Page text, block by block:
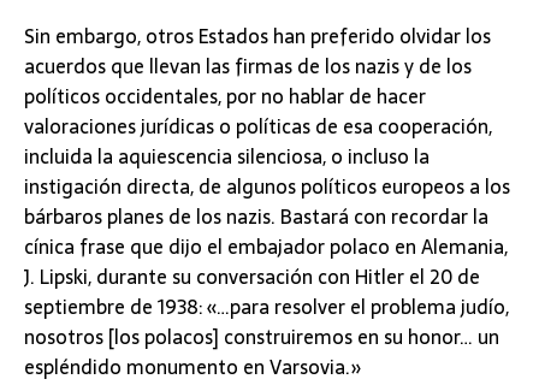
Sin embargo, otros Estados han preferido olvidar los
acuerdos que llevan las firmas de los nazis y de los
políticos occidentales, por no hablar de hacer
valoraciones jurídicas o políticas de esa cooperación,
incluida la aquiescencia silenciosa, o incluso la
instigación directa, de algunos políticos europeos a los
bárbaros planes de los nazis. Bastará con recordar la
cínica frase que dijo el embajador polaco en Alemania,
J. Lipski, durante su conversación con Hitler el 20 de
septiembre de 1938: «…para resolver el problema judío,
nosotros [los polacos] construiremos en su honor… un
espléndido monumento en Varsovia.»